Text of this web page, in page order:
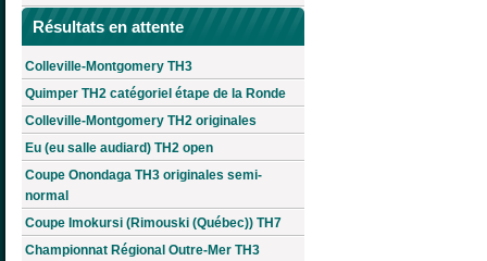
Résultats en attente
Colleville-Montgomery TH3
Quimper TH2 catégoriel étape de la Ronde
Colleville-Montgomery TH2 originales
Eu (eu salle audiard) TH2 open
Coupe Onondaga TH3 originales semi-
normal
Coupe Imokursi (Rimouski (Québec)) TH7
Championnat Régional Outre-Mer TH3